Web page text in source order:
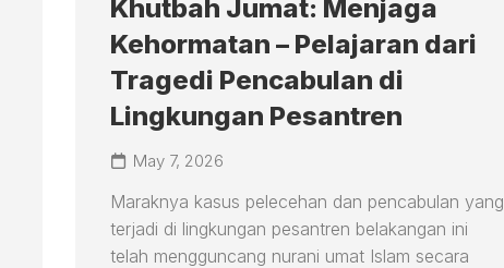
Khutbah Jumat: Menjaga
Kehormatan – Pelajaran dari
Tragedi Pencabulan di
Lingkungan Pesantren
May 7, 2026
Maraknya kasus pelecehan dan pencabulan yang
terjadi di lingkungan pesantren belakangan ini
telah mengguncang nurani umat Islam secara